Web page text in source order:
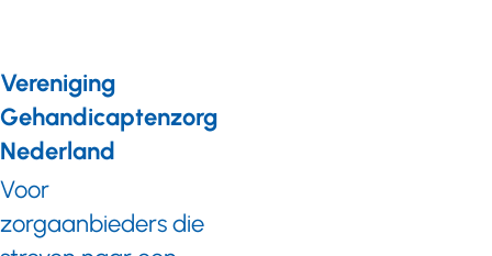
Vereniging
Gehandicaptenzorg
Nederland
Voor
zorgaanbieders die